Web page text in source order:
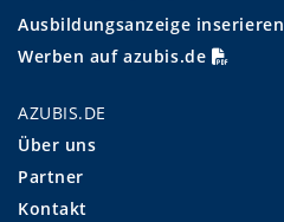
Ausbildungsanzeige inserieren
Werben auf azubis.de
AZUBIS.DE
Über uns
Partner
Kontakt